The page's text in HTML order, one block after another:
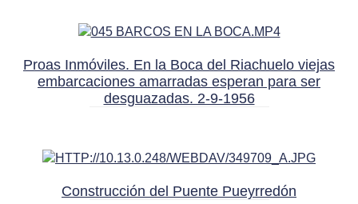
Proas Inmóviles. En la Boca del Riachuelo viejas
embarcaciones amarradas esperan para ser
desguazadas. 2-9-1956
Construcción del Puente Pueyrredón